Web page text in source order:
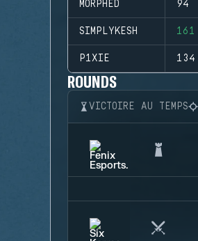
MORPHED 94
SIMPLYKESH 161
P1XIE 134
ROUNDS
VICTOIRE AU TEMPS